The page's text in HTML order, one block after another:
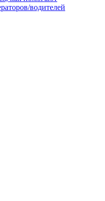
водителей